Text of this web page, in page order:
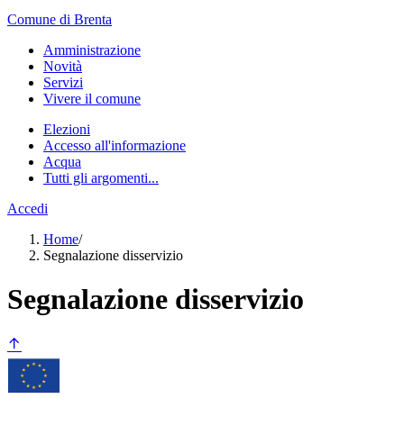
Comune di Brenta
Amministrazione
Novità
Servizi
Vivere il comune
Elezioni
Accesso all'informazione
Acqua
Tutti gli argomenti...
Accedi
Home/
Segnalazione disservizio
Segnalazione disservizio